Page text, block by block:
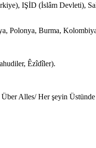
IŞİD (İslâm Devleti),
Polonya, Burma,
Êzîdîler).
Alles/ Her şeyin